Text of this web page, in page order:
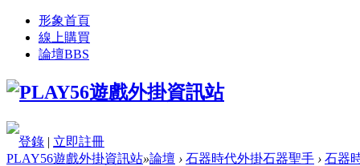
形象首頁
線上購買
論壇BBS
登錄 | 立即註冊
PLAY56遊戲外掛資訊站»論壇 › 石器時代外掛石器聖手 › 石器